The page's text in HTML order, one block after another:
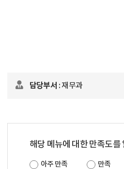
담당부서 : 재무과
해당 메뉴에 대한 만족도를
아주 만족 만족